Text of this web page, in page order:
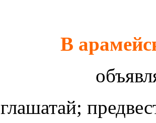
В
глашатай;